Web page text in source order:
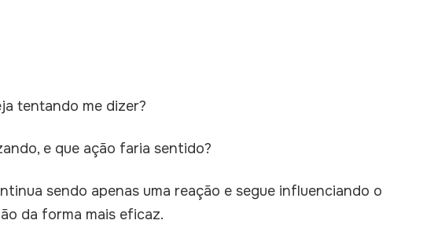
tentando me dizer?
e que ação faria sentido?
sendo apenas uma reação e segue influenciando o
da forma mais eficaz.